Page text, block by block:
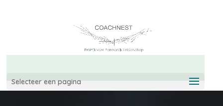
Selecteer een pagina